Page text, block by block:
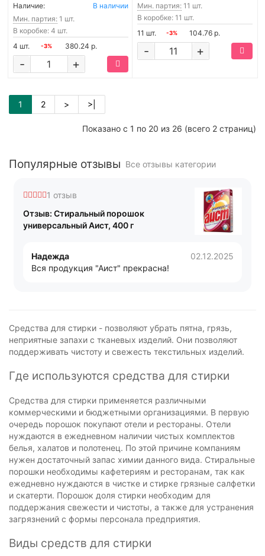
Наличие:
В наличии
Мин. партия: 1 шт.
В коробке: 4 шт.
4 шт.
-3% 380.24 р.
+
-
Мин. партия: 11 шт.
В коробке: 11 шт.
11 шт.
-3% 104.76 р.
+
-
1 2 > >|
Показано с 1 по 20 из 26 (всего 2 страниц)
Популярные отзывы Все отзывы категории
1 отзыв
Отзыв: Стиральный порошок
универсальный Аист, 400 г
Надежда
02.12.2025
Вся продукция "Аист" прекрасна!
Средства для стирки - позволяют убрать пятна, грязь,
неприятные запахи с тканевых изделий. Они позволяют
поддерживать чистоту и свежесть текстильных изделий.
Где используются средства для стирки
Средства для стирки применяется различными
коммерческими и бюджетными организациями. В первую
очередь порошок покупают отели и рестораны. Отели
нуждаются в ежедневном наличии чистых комплектов
белья, халатов и полотенец. По этой причине компаниям
нужен достаточный запас химии данного вида. Стиральные
порошки необходимы кафетериям и ресторанам, так как
ежедневно нуждаются в чистке и стирке грязные салфетки
и скатерти. Порошок доля стирки необходим для
поддержания свежести и чистоты, а также для устранения
загрязнений с формы персонала предприятия.
Виды средств для стирки